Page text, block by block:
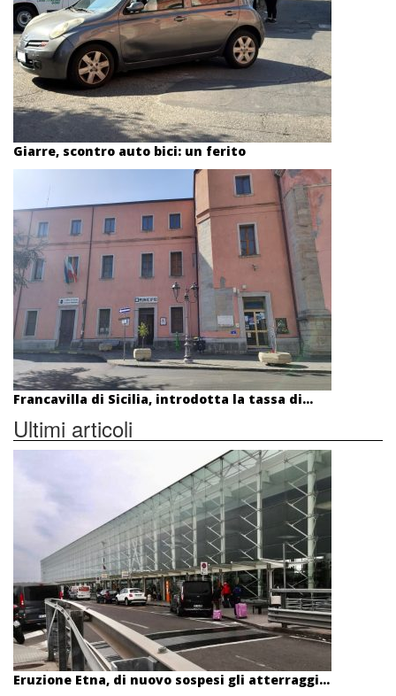
Giarre, scontro auto bici: un ferito
Francavilla di Sicilia, introdotta la tassa di...
Ultimi articoli
Eruzione Etna, di nuovo sospesi gli atterraggi...